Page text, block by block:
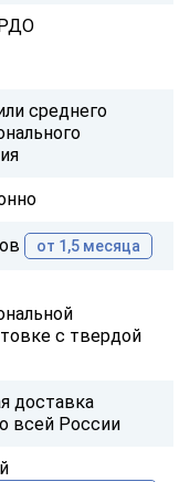
среднего
от 1,5 месяца
с твердой
доставка
всей России